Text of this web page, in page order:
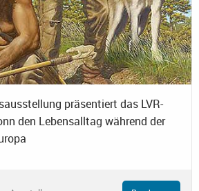
präsentiert das LVR-
den Lebensalltag während der